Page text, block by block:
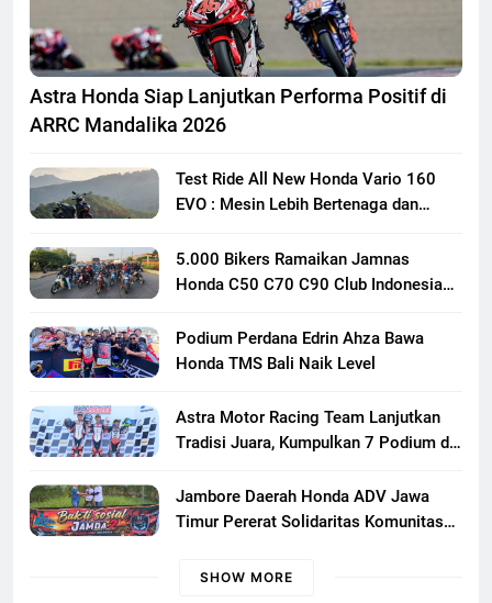
Astra Honda Siap Lanjutkan Performa Positif di
ARRC Mandalika 2026
Test Ride All New Honda Vario 160
EVO : Mesin Lebih Bertenaga dan
5.000 Bikers Ramaikan Jamnas
Honda C50 C70 C90 Club Indonesia
Persaudaraan Pecinta Motor Klasik
Honda
Podium Perdana Edrin Ahza Bawa
Honda TMS Bali Naik Level
Astra Motor Racing Team Lanjutkan
Tradisi Juara, Kumpulkan 7 Podium di
Jambore Daerah Honda ADV Jawa
Timur Pererat Solidaritas Komunitas
di Banyuwangi
SHOW MORE